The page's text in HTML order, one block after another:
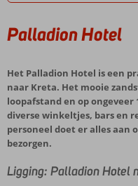
Palladion Hotel
Het Palladion Hotel is een
naar Kreta. Het mooie
loopafstand en op
diverse winkeltjes, bars en
personeel doet er alles aan
bezorgen.
Ligging: Palladion Hotel